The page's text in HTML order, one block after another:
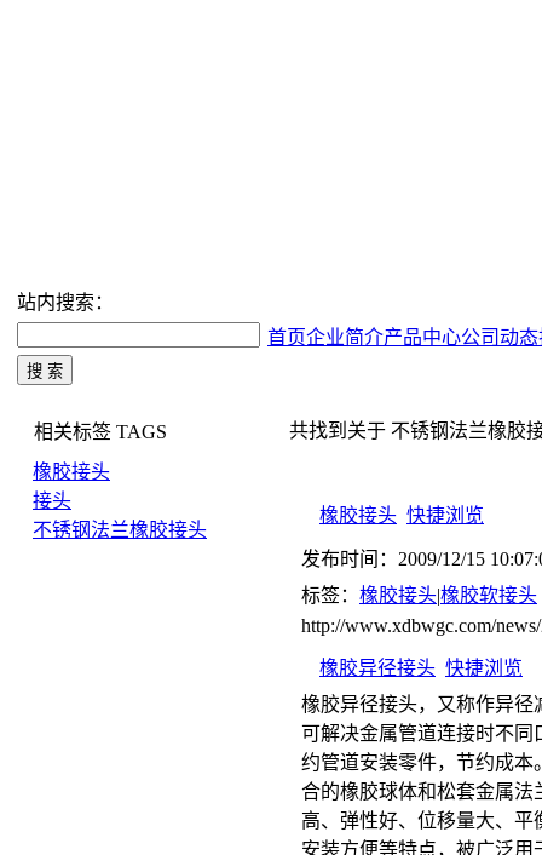
站内搜索：
首页企业简介产品中心公司动态
相关标签 TAGS
橡胶接头
接头
不锈钢法兰橡胶接头
共找到关于 不锈钢法兰橡胶
橡胶接头 快捷浏览
发布时间：2009/12/15
标签： 橡胶接头|橡胶软接头
http://www.xdbwgc.com/
橡胶异径接头 快捷浏览
橡胶异径接头，又称作异
可解决金属管道连接时不
约管道安装零件，节约成
合的橡胶球体和松套金属
高、弹性好、位移量大、
安装方便等特点，被广泛